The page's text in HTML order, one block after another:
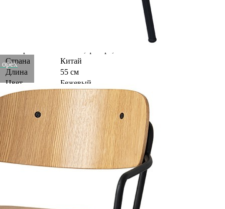
Страна
Китай
Длина
55 см
Цвет
Бежевый
Категория
Кресла и стулья
Штрихкод
4610341705340
Страна бренда
Россия
Рассказать друзьям!
Купить Стул с подлокотниками torfrid, светлый орех (79923)
Артикул:BB0001041-FD(U)
В наличии